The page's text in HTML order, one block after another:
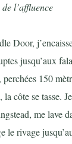
l’affluence
Door,
jusqu’aux
150
côte se tasse.
me lave
le rivage